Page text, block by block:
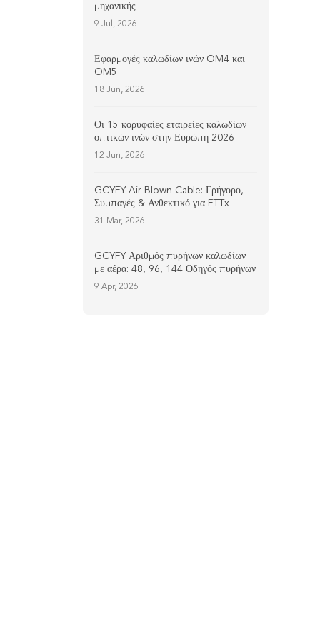
μηχανικής
9 Jul, 2026
Εφαρμογές καλωδίων ινών OM4 και
OM5
18 Jun, 2026
Οι 15 κορυφαίες εταιρείες καλωδίων
οπτικών ινών στην Ευρώπη 2026
12 Jun, 2026
GCYFY Air-Blown Cable: Γρήγορο,
Συμπαγές & Ανθεκτικό για FTTx
31 Mar, 2026
GCYFY Αριθμός πυρήνων καλωδίων
με αέρα: 48, 96, 144 Οδηγός πυρήνων
9 Apr, 2026